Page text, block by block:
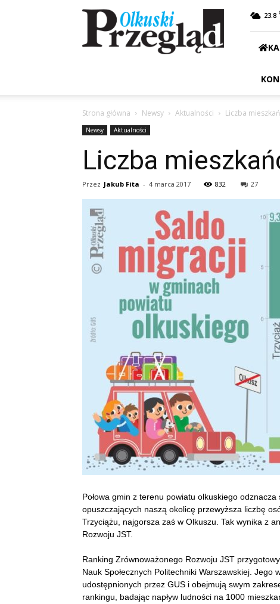
Przegląd
Olkuski
23.8
Strona główna Newsy Aktualności Liczba
Newsy Aktualności
Liczba
Przez Jakub Fita - 4 marca 2017 832 27
Połowa gmin z terenu powiatu olkuskiego
opuszczających naszą okolicę przewyższa liczbę
Trzyciążu, najgorsza zaś w Olkuszu. Tak wynika z
Rozwoju JST.
Ranking Zrównoważonego Rozwoju JST
Nauk Społecznych Politechniki Warszawskiej.
udostępnionych przez GUS i obejmują swym
rankingu, badając napływ ludności na 1000